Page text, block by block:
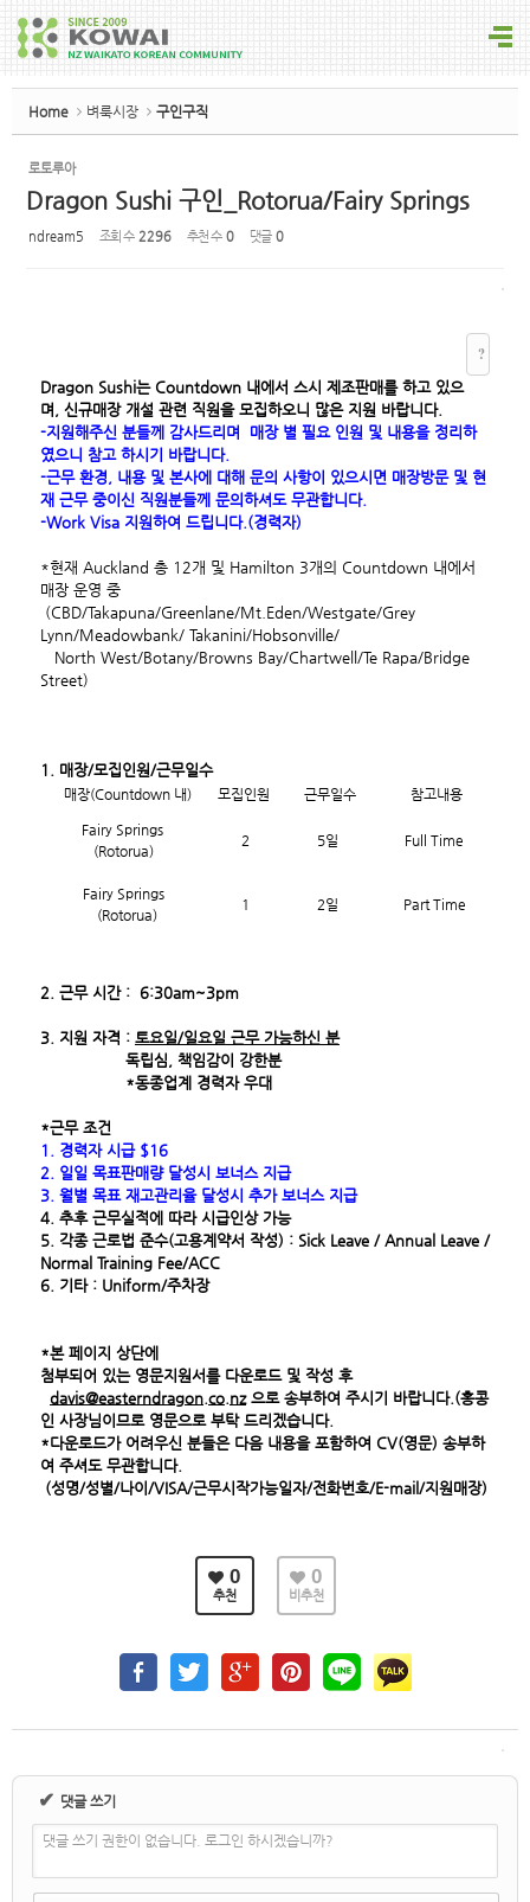
Home 벼룩시장 구인구직
로토루아
Dragon Sushi 구인_Rotorua/Fairy Springs
ndream5 조회 수 2296 추천 수 0 댓글 0
?
Dragon Sushi는Countdown 내에서 스시 제조판매를 하고 있으
며, 신규매장 개설 관련 직원을 모집하오니 많은 지원 바랍니다.
-지원해주신 분들께 감사드리며 매장 별 필요 인원 및 내용을 정리하
였으니 참고 하시기 바랍니다.
-근무 환경, 내용 및 본사에 대해 문의 사항이 있으시면 매장방문 및 현
재 근무 중이신 직원분들께 문의하셔도 무관합니다.
-Work Visa 지원하여 드립니다.(경력자)
*현재 Auckland 총 12개 및 Hamilton 3개의 Countdown 내에서
매장 운영 중
(CBD/Takapuna/Greenlane/Mt.Eden/Westgate/Grey
Lynn/Meadowbank/ Takanini/Hobsonville/
North West/Botany/Browns Bay/Chartwell/Te Rapa/Bridge
Street)
1. 매장/모집인원/근무일수
매장(Countdown 내) 모집인원 근무일수 참고내용
Fairy Springs
(Rotorua)
2 5일 Full Time
Fairy Springs
(Rotorua)
1 2일 Part Time
2. 근무 시간: 6:30am~3pm
3. 지원 자격 : 토요일/일요일 근무 가능하신 분
독립심, 책임감이 강한분
*동종업계 경력자 우대
*근무 조건
1. 경력자 시급$16
2. 일일 목표판매량 달성시 보너스 지급
3. 월별 목표 재고관리율 달성시 추가 보너스 지급
4. 추후 근무실적에 따라 시급인상 가능
5. 각종 근로법 준수(고용계약서 작성) : Sick Leave / Annual Leave /
Normal Training Fee/ACC
6. 기타 : Uniform/주차장
*본 페이지 상단에
첨부되어 있는영문지원서를 다운로드 및 작성 후
davis@easterndragon.co.nz 으로 송부하여 주시기 바랍니다.(홍콩
인 사장님이므로 영문으로 부탁 드리겠습니다.
*다운로드가 어려우신 분들은 다음 내용을 포함하여 CV(영문) 송부하
여 주셔도 무관합니다.
(성명/성별/나이 /VISA/근무시작가능일자/전화번호/E-mail/지원매장)
0
추천
0
비추천
✔ 댓글 쓰기
댓글 쓰기 권한이 없습니다. 로그인 하시겠습니까?
Sketchbook5, 스케치북5
Sketchbook5, 스케치북5